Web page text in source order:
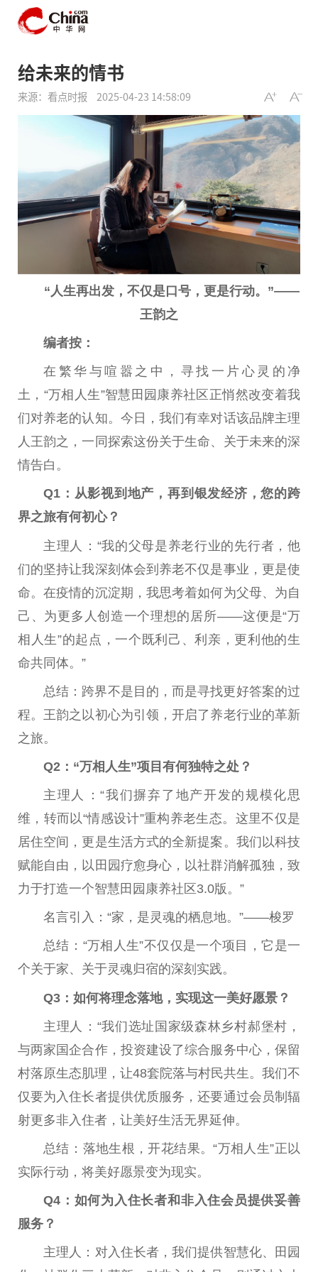
给未来的情书
来源：看点时报 2025-04-23 14:58:09
“人生再出发，不仅是口号，更是行动。”——
王韵之
编者按：
在繁华与喧嚣之中，寻找一片心灵的净
土，“万相人生”智慧田园康养社区正悄然改变着我
们对养老的认知。今日，我们有幸对话该品牌主理
人王韵之，一同探索这份关于生命、关于未来的深
情告白。
Q1：从影视到地产，再到银发经济，您的跨
界之旅有何初心？
主理人‌：“我的父母是养老行业的先行者，他
们的坚持让我深刻体会到养老不仅是事业，更是使
命。在疫情的沉淀期，我思考着如何为父母、为自
己、为更多人创造一个理想的居所——这便是“万
相人生”的起点，一个既利己、利亲，更利他的生
命共同体。”
总结：跨界不是目的，而是寻找更好答案的过
程。王韵之以初心为引领，开启了养老行业的革新
之旅。
Q2：“万相人生”项目有何独特之处？
主理人‌：“我们摒弃了地产开发的规模化思
维，转而以“情感设计”重构养老生态。这里不仅是
居住空间，更是生活方式的全新提案。我们以科技
赋能自由，以田园疗愈身心，以社群消解孤独，致
力于打造一个智慧田园康养社区3.0版。”
名言引入‌：“家，是灵魂的栖息地。”——梭罗
总结‌：“万相人生”不仅仅是一个项目，它是一
个关于家、关于灵魂归宿的深刻实践。
Q3：如何将理念落地，实现这一美好愿景？
主理人‌：“我们选址国家级森林乡村郝堡村，
与两家国企合作，投资建设了综合服务中心，保留
村落原生态肌理，让48套院落与村民共生。我们不
仅要为入住长者提供优质服务，还要通过会员制辐
射更多非入住者，让美好生活无界延伸。
总结‌：落地生根，开花结果。“万相人生”正以
实际行动，将美好愿景变为现实。
Q4：如何为入住长者和非入住会员提供妥善
服务？
主理人‌：对入住长者，我们提供智慧化、田园